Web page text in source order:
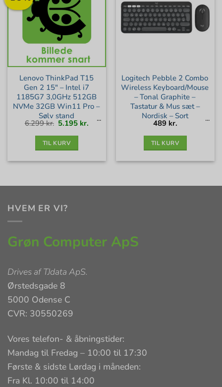
Lenovo ThinkPad T15
Gen 2 15″ – Intel i7
1185G7 3,0GHz 512GB
NVMe 32GB Win11 Pro –
Sølv stand
6.299kr. Den
oprindelige
pris
5.195 kr. Den
TIL KURV
Logitech Pebble 2 Combo
Wireless Keyboard/Mouse
– Tonal Graphite –
Tastatur & Mus sæt –
Nordisk – Sort
489 kr.
TIL KURV
HVEM ER VI?
Grøn Computer ApS
Drives afTJdata ApS.
Ørstedsgade 8
5000 Odense C
CVR: 30550269
Vores telefon- & åbningstider:
Mandag til Fredag – 10:00 til 17:30
Første & sidste Lørdag i måneden:
Fra Kl. 10:00 til 14:00